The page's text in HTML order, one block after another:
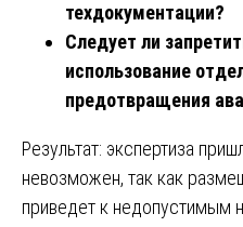
техдокументации?
Следует ли
использование
предотвращения
Результат: экспертиза
невозможен, так как
приведет к недопустимым